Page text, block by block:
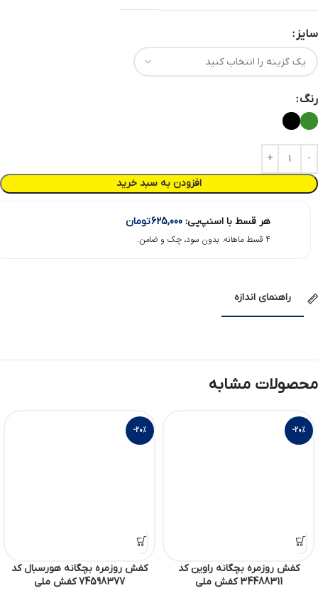
سایز
رنگ
افزودن به سبد خرید
هر قسط با اسنپ‌پی: 625,000تومان
۴ قسط ماهانه. بدون سود، چک و ضامن.
راهنمای اندازه
محصولات مشابه
-20%
کفش روزمره بچگانه راوین کد
34488311 کفش ملی
-20%
کفش روزمره بچگانه هورسبال کد
74598377 کفش ملی